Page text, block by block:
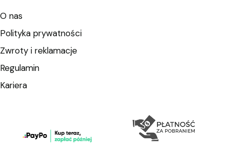
O nas
Polityka prywatności
Zwroty i reklamacje
Regulamin
Kariera